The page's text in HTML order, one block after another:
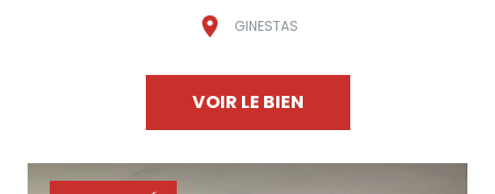
GINESTAS
VOIR LE BIEN